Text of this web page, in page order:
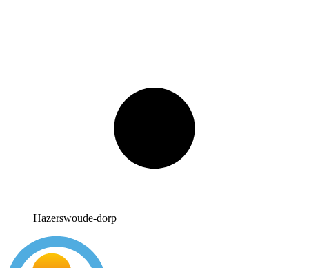
Hazerswoude-dorp